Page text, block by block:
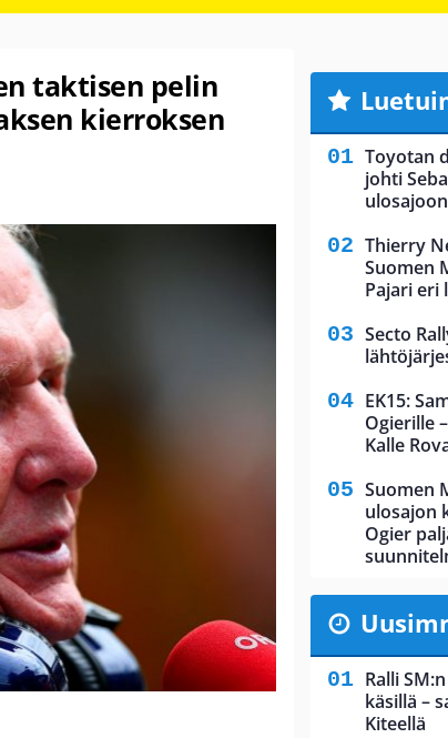
taktisen pelin
kierroksen
Toyotan
johti
ulosajoon
Thierry
Suomen
Pajari eri
Secto
EK15:
Ogierille
Kalle
Suomen
ulosajon
Ogier
Ralli
käsillä –
Kiteellä